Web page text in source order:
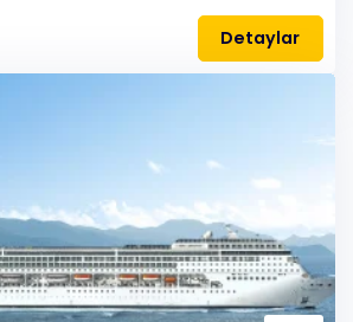
Detaylar